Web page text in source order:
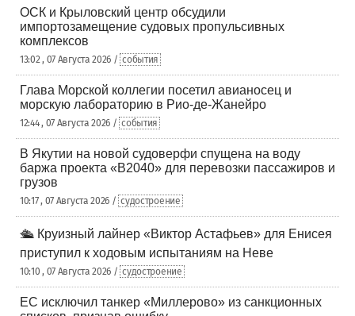
ОСК и Крыловский центр обсудили
импортозамещение судовых пропульсивных
комплексов
13:02 , 07 Августа 2026 / события
Глава Морской коллегии посетил авианосец и
морскую лабораторию в Рио-де-Жанейро
12:44 , 07 Августа 2026 / события
В Якутии на новой судоверфи спущена на воду
баржа проекта «В2040» для перевозки пассажиров и
грузов
10:17 , 07 Августа 2026 / судостроение
🛳️ Круизный лайнер «Виктор Астафьев» для Енисея
приступил к ходовым испытаниям на Неве
10:10 , 07 Августа 2026 / судостроение
ЕС исключил танкер «Миллерово» из санкционных